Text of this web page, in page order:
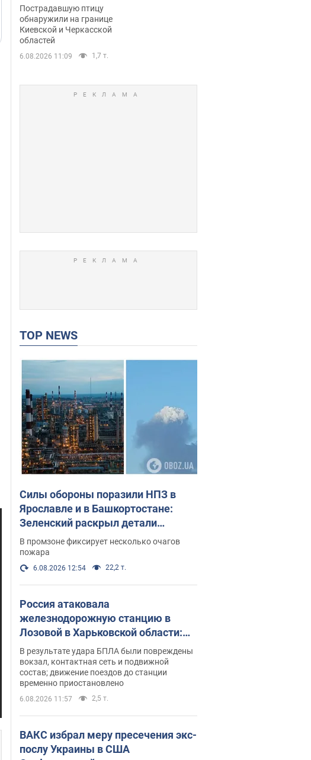
нетипичный маршрут.
Фото
Пострадавшую птицу
обнаружили на границе
Киевской и Черкасской
областей
6.08.2026 11:09 1,7 т.
TOP NEWS
Силы обороны поразили НПЗ в
Ярославле и в Башкортостане:
Зеленский раскрыл детали
операции. Фото и видео
В промзоне фиксирует несколько очагов
пожара
6.08.2026 12:54 22,2 т.
Россия атаковала
железнодорожную станцию в
Лозовой в Харьковской области:
есть погибшие и раненые
В результате удара БПЛА были повреждены
вокзал, контактная сеть и подвижной
состав; движение поездов до станции
временно приостановлено
6.08.2026 11:57 2,5 т.
ВАКС избрал меру пресечения экс-
послу Украины в США